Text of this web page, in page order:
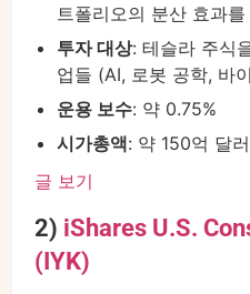
트폴리오의 분산 효과
투자 대상: 테슬라 주식
업들 (AI, 로봇 공학, 바
운용 보수: 약 0.75%
시가총액: 약 150억 달러
글 보기
2) iShares U.S.
(IYK)